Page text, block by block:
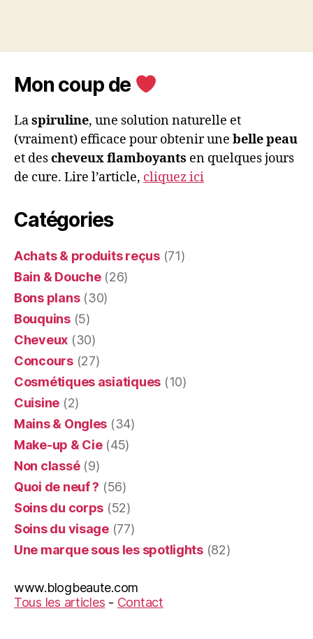
Mon coup de
Laspiruline, une solution naturelle et
(vraiment) efficace pour obtenir une belle peau
et descheveux flamboyants en quelques jours
de cure. Lire l’article, cliquez ici
Catégories
Achats & produits reçus(71)
Bain & Douche(26)
Bons plans(30)
Bouquins(5)
Cheveux (30)
Concours(27)
Cosmétiques asiatiques (10)
Cuisine (2)
Mains & Ongles (34)
Make-up & Cie(45)
Non classé(9)
Quoi de neuf ? (56)
Soins du corps (52)
Soins du visage(77)
Une marque sous les spotlights(82)
www.blogbeaute.com
Tous les articles - Contact